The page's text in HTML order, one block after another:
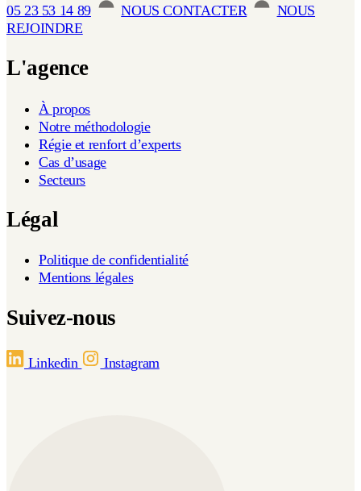
05 23 53 14 89
NOUS CONTACTER
NOUS
REJOINDRE
L'agence
À propos
Notre méthodologie
Régie et renfort d’experts
Cas d’usage
Secteurs
Légal
Politique de confidentialité
Mentions légales
Suivez-nous
Linkedin Instagram